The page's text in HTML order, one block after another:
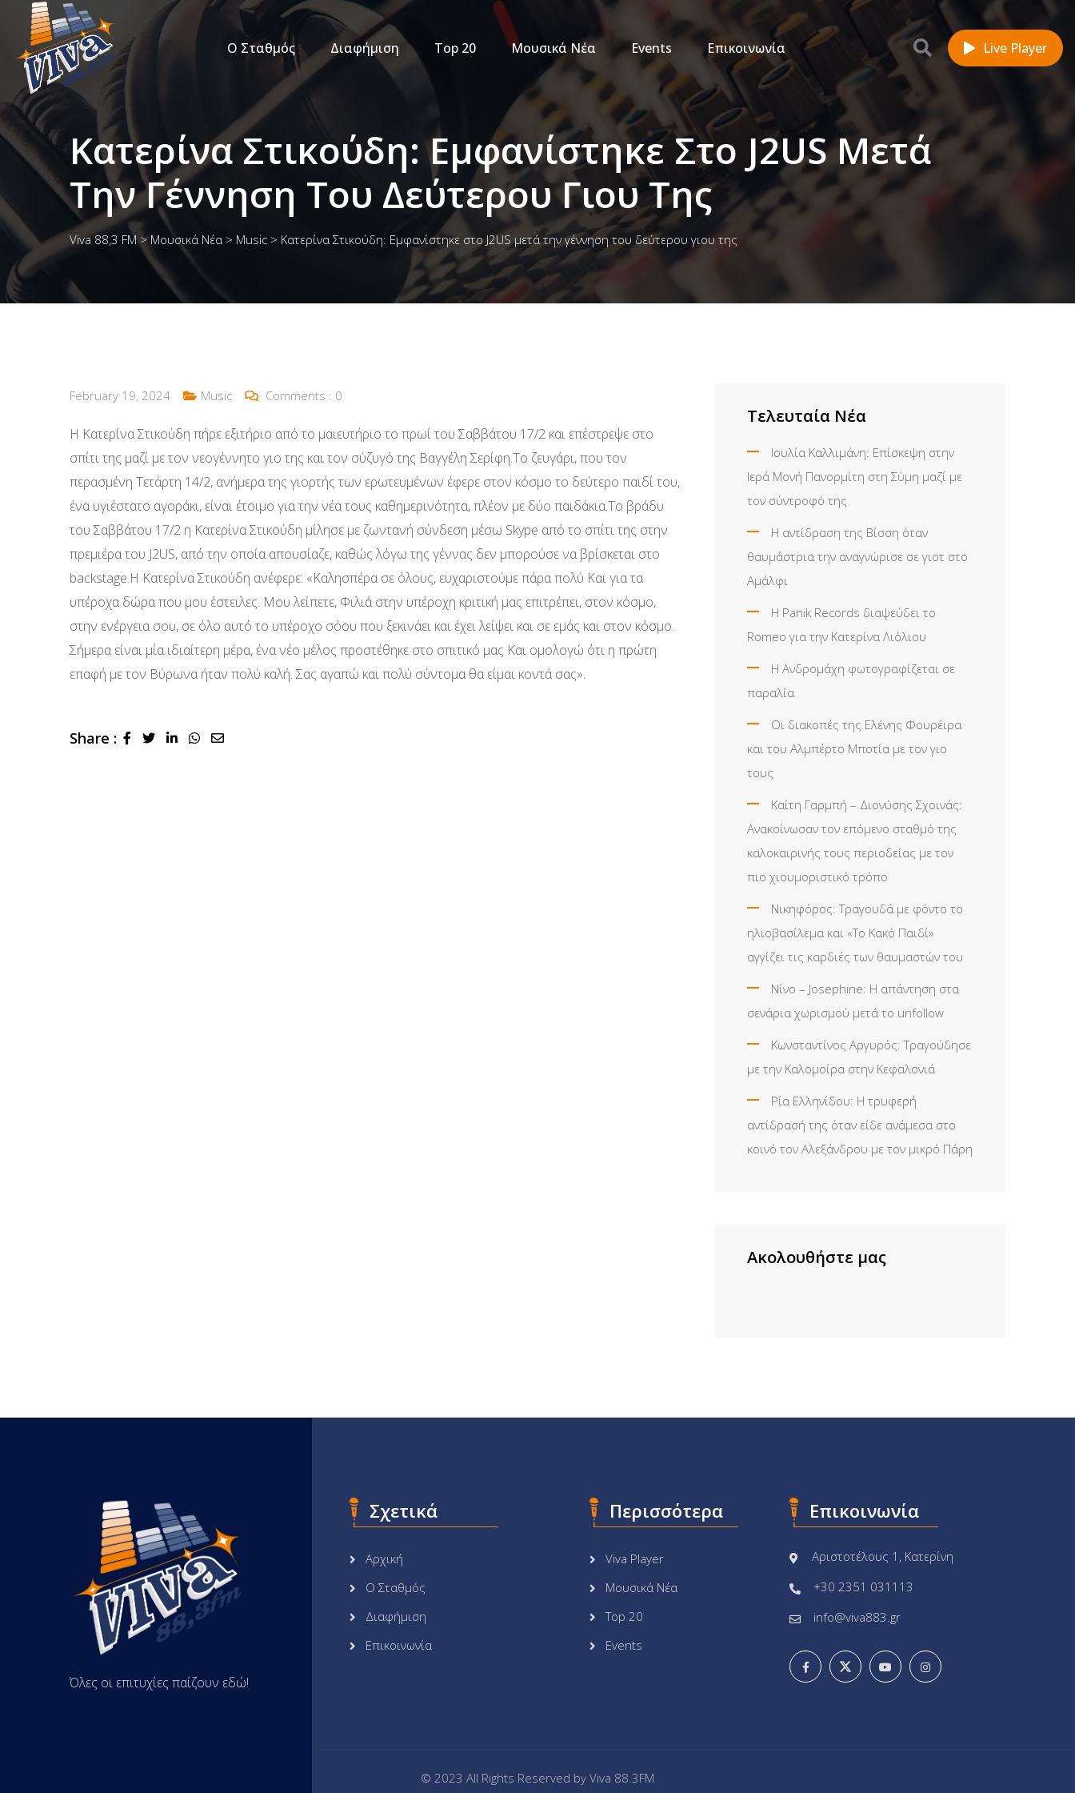
Ο Σταθμός Διαφήμιση Top 20 Μουσικά Νέα Events Επικοινωνία Live Player
Κατερίνα Στικούδη: Εμφανίστηκε Στο J2US Μετά
Την Γέννηση Του Δεύτερου Γιου Της
Viva 88,3 FM> Μουσικά Νέα > Music > Κατερίνα Στικούδη: Εμφανίστηκε στο J2US μετά την γέννηση του δεύτερου γιου της
February 19, 2024 Music Comments : 0
Η Κατερίνα Στικούδη πήρε εξιτήριο από το μαιευτήριο το πρωί του Σαββάτου 17/2 και επέστρεψε στο
σπίτι της μαζί με τον νεογέννητο γιο της και τον σύζυγό της Βαγγέλη Σερίφη.Το ζευγάρι, που τον
περασμένη Τετάρτη 14/2, ανήμερα της γιορτής των ερωτευμένων έφερε στον κόσμο το δεύτερο παιδί του,
ένα υγιέστατο αγοράκι, είναι έτοιμο για την νέα τους καθημερινότητα, πλέον με δύο παιδάκια.Το βράδυ
του Σαββάτου 17/2 η Κατερίνα Στικούδη μίλησε με ζωντανή σύνδεση μέσω Skype από το σπίτι της στην
πρεμιέρα του J2US, από την οποία απουσίαζε, καθώς λόγω της γέννας δεν μπορούσε να βρίσκεται στο
backstage.Η Κατερίνα Στικούδη ανέφερε: «Καλησπέρα σε όλους, ευχαριστούμε πάρα πολύ Και για τα
υπέροχα δώρα που μου έστειλες. Μου λείπετε, Φιλιά στην υπέροχη κριτική μας επιτρέπει, στον κόσμο,
στην ενέργεια σου, σε όλο αυτό το υπέροχο σόου που ξεκινάει και έχει λείψει και σε εμάς και στον κόσμο.
Σήμερα είναι μία ιδιαίτερη μέρα, ένα νέο μέλος προστέθηκε στο σπιτικό μας Και ομολογώ ότι η πρώτη
επαφή με τον Βύρωνα ήταν πολύ καλή. Σας αγαπώ και πολύ σύντομα θα είμαι κοντά σας».
Share : LinkedInWhatsapp
Share
Τελευταία Νέα
Ιουλία Καλλιμάνη: Επίσκεψη στην
Ιερά Μονή Πανορμίτη στη Σύμη μαζί με
τον σύντροφό της
Η αντίδραση της Βίσση όταν
θαυμάστρια την αναγνώρισε σε γιοτ στο
Αμάλφι
Η Panik Records διαψεύδει το
Romeo για την Κατερίνα Λιόλιου
Η Ανδρομάχη φωτογραφίζεται σε
παραλία
Οι διακοπές της Ελένης Φουρέιρα
και του Αλμπέρτο Μποτία με τον γιο
τους
Καίτη Γαρμπή – Διονύσης Σχοινάς:
Ανακοίνωσαν τον επόμενο σταθμό της
καλοκαιρινής τους περιοδείας με τον
πιο χιουμοριστικό τρόπο
Νικηφόρος: Τραγουδά με φόντο το
ηλιοβασίλεμα και «Το Κακό Παιδί»
αγγίζει τις καρδιές των θαυμαστών του
Νίνο – Josephine: Η απάντηση στα
σενάρια χωρισμού μετά το unfollow
Κωνσταντίνος Αργυρός: Τραγούδησε
με την Καλομοίρα στην Κεφαλονιά
Ρία Ελληνίδου: H τρυφερή
αντίδρασή της όταν είδε ανάμεσα στο
κοινό τον Αλεξάνδρου με τον μικρό Πάρη
Ακολουθήστε μας
Όλες οι επιτυχίες παίζουν εδώ!
Σχετικά
Αρχική
Ο Σταθμός
Διαφήμιση
Επικοινωνία
Περισσότερα
Viva Player
Μουσικά Νέα
Top 20
Events
Επικοινωνία
Αριστοτέλους 1, Κατερίνη
+30 2351 031113
info@viva883.gr
© 2023 All Rights Reserved by Viva 88.3FM